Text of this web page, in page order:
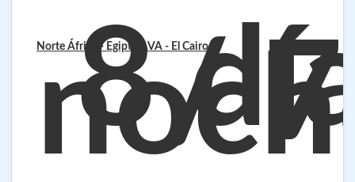
VUELOS 25 CIUDADES
VUELOS A SHARM
Norte África - Egipto AVA - El Cairo
8/ 7